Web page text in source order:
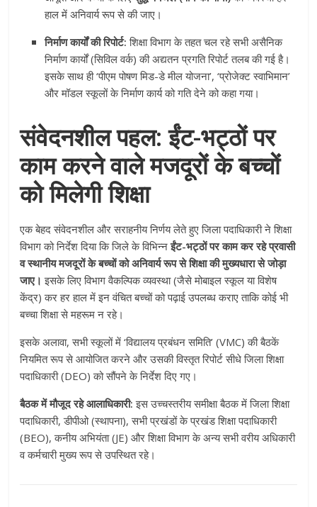
हाल में अनिवार्य रूप से की जाए।
निर्माण कार्यों की रिपोर्ट: शिक्षा विभाग के तहत चल रहे सभी असैनिक
निर्माण कार्यों (सिविल वर्क) की अद्यतन प्रगति रिपोर्ट तलब की गई है।
इसके साथ ही ‘पीएम पोषण मिड-डे मील योजना’, ‘प्रोजेक्ट स्वाभिमान’
और मॉडल स्कूलों के निर्माण कार्य को गति देने को कहा गया।
संवेदनशील पहल: ईंट-भट्ठों पर
काम करने वाले मजदूरों के बच्चों
को मिलेगी शिक्षा
एक बेहद संवेदनशील और सराहनीय निर्णय लेते हुए जिला पदाधिकारी ने शिक्षा
विभाग को निर्देश दिया कि जिले के विभिन्नईंट-भट्ठों पर काम कर रहे प्रवासी
व स्थानीय मजदूरों के बच्चों को अनिवार्य रूप से शिक्षा की मुख्यधारा से जोड़ा
जाए। इसके लिए विभाग वैकल्पिक व्यवस्था (जैसे मोबाइल स्कूल या विशेष
केंद्र) कर हर हाल में इन वंचित बच्चों को पढ़ाई उपलब्ध कराए ताकि कोई भी
बच्चा शिक्षा से महरूम न रहे।
इसके अलावा, सभी स्कूलों में ‘विद्यालय प्रबंधन समिति’ (VMC) की बैठकें
नियमित रूप से आयोजित करने और उसकी विस्तृत रिपोर्ट सीधे जिला शिक्षा
पदाधिकारी (DEO) को सौंपने के निर्देश दिए गए।
बैठक में मौजूद रहे आलाधिकारी: इस उच्चस्तरीय समीक्षा बैठक में जिला शिक्षा
पदाधिकारी, डीपीओ (स्थापना), सभी प्रखंडों के प्रखंड शिक्षा पदाधिकारी
(BEO), कनीय अभियंता (JE) और शिक्षा विभाग के अन्य सभी वरीय अधिकारी
व कर्मचारी मुख्य रूप से उपस्थित रहे।